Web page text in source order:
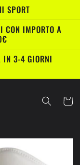
SPORT
CON IMPORTO A
IN 3-4 GIORNI
Carrello